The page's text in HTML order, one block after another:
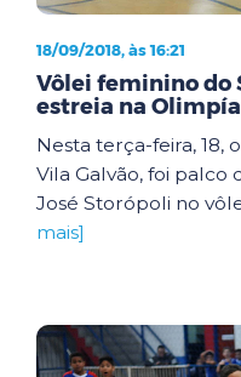
18/09/2018, às 16:21
Vôlei feminino do
estreia na
Nesta terça-feira, 18,
Vila Galvão, foi palco
José Storópoli no
mais]